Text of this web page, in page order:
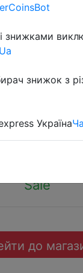
Full
Sale
до
знижками
знижок з
Україна